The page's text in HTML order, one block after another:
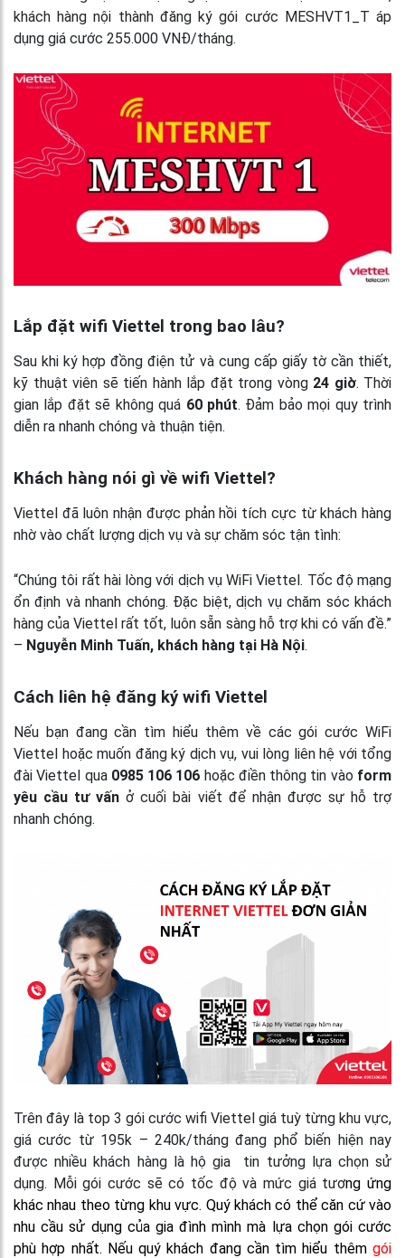
khách hàng nội thành đăng ký gói cước MESHVT1_T áp
dụng giá cước 255.000 VNĐ/tháng.
Lắp đặt wifi Viettel trong bao lâu?
Sau khi ký hợp đồng điện tử và cung cấp giấy tờ cần thiết,
kỹ thuật viên sẽ tiến hành lắp đặt trong vòng 24 giờ. Thời
gian lắp đặt sẽ không quá 60 phút. Đảm bảo mọi quy trình
diễn ra nhanh chóng và thuận tiện.
Khách hàng nói gì về wifi Viettel?
Viettel đã luôn nhận được phản hồi tích cực từ khách hàng
nhờ vào chất lượng dịch vụ và sự chăm sóc tận tình:
“Chúng tôi rất hài lòng với dịch vụ WiFi Viettel. Tốc độ mạng
ổn định và nhanh chóng. Đặc biệt, dịch vụ chăm sóc khách
hàng của Viettel rất tốt, luôn sẵn sàng hỗ trợ khi có vấn đề.”
– Nguyễn Minh Tuấn, khách hàng tại Hà Nội.
Cách liên hệ đăng ký wifi Viettel
Nếu bạn đang cần tìm hiểu thêm về các gói cước WiFi
Viettel hoặc muốn đăng ký dịch vụ, vui lòng liên hệ với tổng
đài Viettel qua 0985 106 106 hoặc điền thông tin vào form
yêu cầu tư vấn ở cuối bài viết để nhận được sự hỗ trợ
nhanh chóng.
Trên đây là top 3 gói cước wifi Viettel giá tuỳ từng khu vực,
giá cước từ 195k – 240k/tháng đang phổ biến hiện nay
được nhiều khách hàng là hộ gia tin tưởng lựa chọn sử
dụng. Mỗi gói cước sẽ có tốc độ và mức giá tương ứng
khác nhau theo từng khu vực. Quý khách có thể căn cứ vào
nhu cầu sử dụng của gia đình mình mà lựa chọn gói cước
phù hợp nhất. Nếu quý khách đang cần tìm hiểu thêm gói